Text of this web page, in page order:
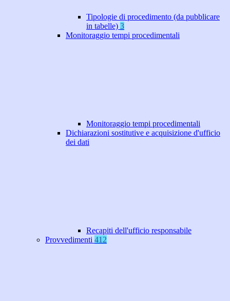
Tipologie di procedimento (da pubblicare
in tabelle) 3
Monitoraggio tempi procedimentali
Monitoraggio tempi procedimentali
Dichiarazioni sostitutive e acquisizione d'ufficio
dei dati
Recapiti dell'ufficio responsabile
Provvedimenti 412